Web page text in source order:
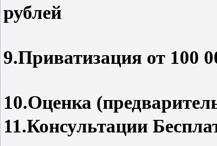
рублей
9.Приватизация от 100
10.Оценка
11.Консультации